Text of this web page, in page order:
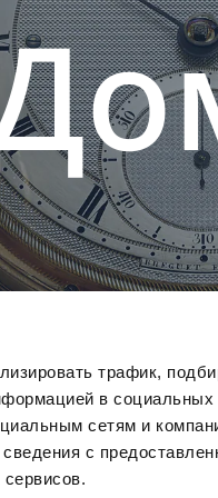
трафик,
в
сетям и
с
о